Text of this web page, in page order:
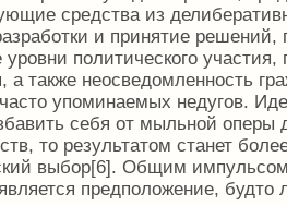
сред­ства из
и принятие
уровни политического
а также неосведомленность
упоминаемых недугов.
себя от мыльной оперы
то результатом станет
выбор[6]. Общим
предположение,